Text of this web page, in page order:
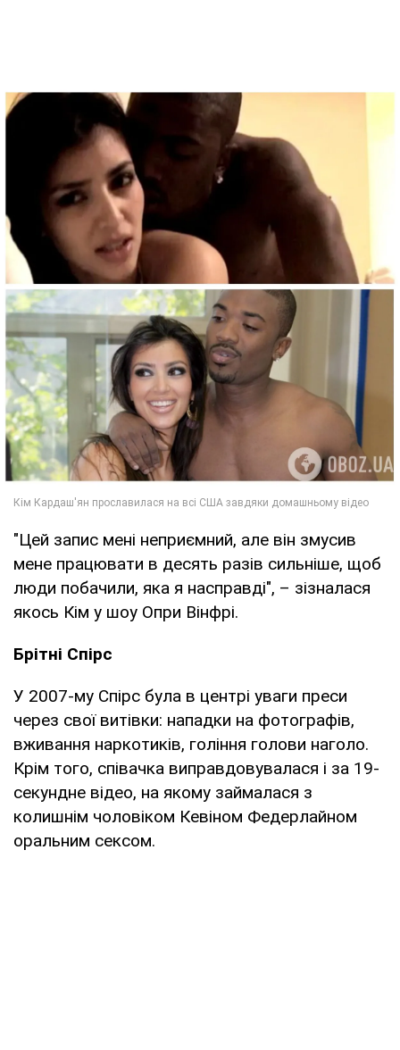
"Цей запис мені неприємний, але він змусив
мене працювати в десять разів сильніше, щоб
люди побачили, яка я насправді", – зізналася
якось Кім у шоу Опри Вінфрі.
Брітні Спірс
У 2007-му Спірс була в центрі уваги преси
через свої витівки: нападки на фотографів,
вживання наркотиків, гоління голови наголо.
Крім того, співачка виправдовувалася і за 19-
секундне відео, на якому займалася з
колишнім чоловіком Кевіном Федерлайном
оральним сексом.